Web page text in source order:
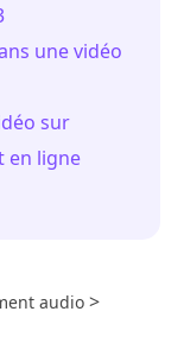
une vidéo
sur
en ligne
audio >